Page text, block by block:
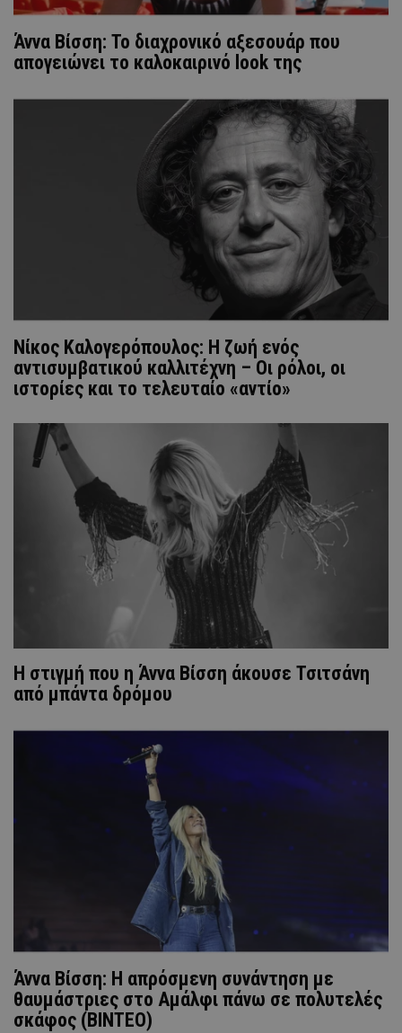
Άννα Βίσση: Το διαχρονικό αξεσουάρ που
απογειώνει το καλοκαιρινό look της
Νίκος Καλογερόπουλος: Η ζωή ενός
αντισυμβατικού καλλιτέχνη – Οι ρόλοι, οι
ιστορίες και το τελευταίο «αντίο»
H στιγμή που η Άννα Βίσση άκουσε Τσιτσάνη
από μπάντα δρόμου
Άννα Βίσση: Η απρόσμενη συνάντηση με
θαυμάστριες στο Αμάλφι πάνω σε πολυτελές
σκάφος (ΒΙΝΤΕΟ)